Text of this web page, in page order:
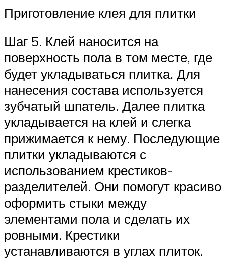
Приготовление клея для плитки
Шаг 5. Клей наносится на
поверхность пола в том месте, где
будет укладываться плитка. Для
нанесения состава используется
зубчатый шпатель. Далее плитка
укладывается на клей и слегка
прижимается к нему. Последующие
плитки укладываются с
использованием крестиков-
разделителей. Они помогут красиво
оформить стыки между
элементами пола и сделать их
ровными. Крестики
устанавливаются в углах плиток.